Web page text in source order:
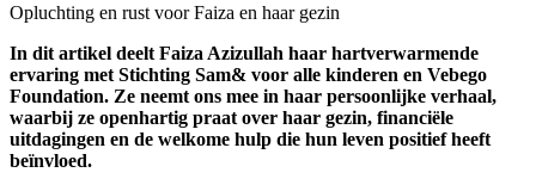
Opluchting en rust voor Faiza en haar gezin
In dit artikel deelt Faiza Azizullah haar hartverwarmende
ervaring met Stichting Sam& voor alle kinderen en Vebego
Foundation. Ze neemt ons mee in haar persoonlijke verhaal,
waarbij ze openhartig praat over haar gezin, financiële
uitdagingen en de welkome hulp die hun leven positief heeft
beïnvloed.